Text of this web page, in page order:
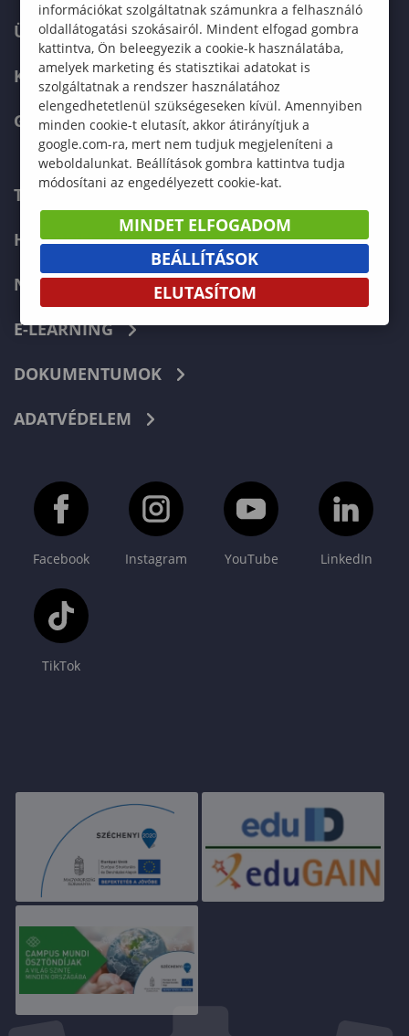
ÜZLETI PARTNEREKNEK
KARRIER
GREEN UNIVERSITY
TELEFONKÖNYV
HIBABEJELENTÉS
NEPTUN
E-LEARNING
DOKUMENTUMOK
ADATVÉDELEM
Facebook Instagram YouTube LinkedIn
TikTok
információkat szolgáltatnak számunkra a felhasználó
oldallátogatási szokásairól. Mindent elfogad gombra
kattintva, Ön beleegyezik a cookie-k használatába,
amelyek marketing és statisztikai adatokat is
szolgáltatnak a rendszer használatához
elengedhetetlenül szükségeseken kívül. Amennyiben
minden cookie-t elutasít, akkor átirányítjuk a
google.com-ra, mert nem tudjuk megjeleníteni a
weboldalunkat. Beállítások gombra kattintva tudja
módosítani az engedélyezett cookie-kat.
MINDET ELFOGADOM
BEÁLLÍTÁSOK
ELUTASÍTOM